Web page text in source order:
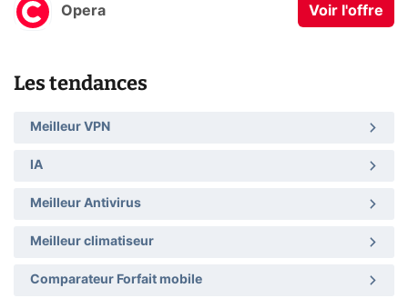
Opera Voir l'offre
Les tendances
Meilleur VPN
IA
Meilleur Antivirus
Meilleur climatiseur
Comparateur Forfait mobile